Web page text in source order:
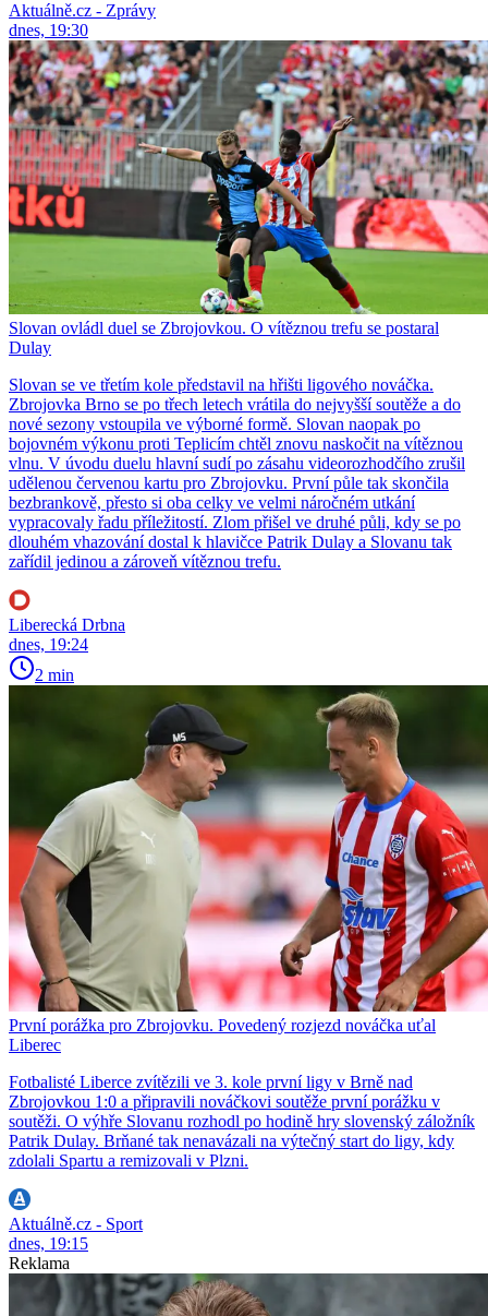
Aktuálně.cz - Zprávy
dnes, 19:30
Slovan ovládl duel se Zbrojovkou. O vítěznou trefu se postaral
Dulay
Slovan se ve třetím kole představil na hřišti ligového nováčka.
Zbrojovka Brno se po třech letech vrátila do nejvyšší soutěže a do
nové sezony vstoupila ve výborné formě. Slovan naopak po
bojovném výkonu proti Teplicím chtěl znovu naskočit na vítěznou
vlnu. V úvodu duelu hlavní sudí po zásahu videorozhodčího zrušil
udělenou červenou kartu pro Zbrojovku. První půle tak skončila
bezbrankově, přesto si oba celky ve velmi náročném utkání
vypracovaly řadu příležitostí. Zlom přišel ve druhé půli, kdy se po
dlouhém vhazování dostal k hlavičce Patrik Dulay a Slovanu tak
zařídil jedinou a zároveň vítěznou trefu.
Liberecká Drbna
dnes, 19:24
2 min
První porážka pro Zbrojovku. Povedený rozjezd nováčka uťal
Liberec
Fotbalisté Liberce zvítězili ve 3. kole první ligy v Brně nad
Zbrojovkou 1:0 a připravili nováčkovi soutěže první porážku v
soutěži. O výhře Slovanu rozhodl po hodině hry slovenský záložník
Patrik Dulay. Brňané tak nenavázali na výtečný start do ligy, kdy
zdolali Spartu a remizovali v Plzni.
Aktuálně.cz - Sport
dnes, 19:15
Reklama